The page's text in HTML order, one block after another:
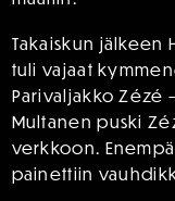
Takaiskun jälkeen
tuli vajaat
Parivaljakko Zézé
Multanen puski
verkkoon.
painettiin